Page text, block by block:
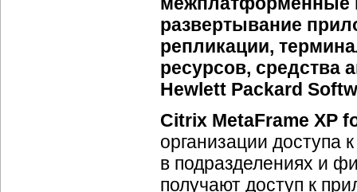
развертывание
репликации,
ресурсов, средства
Hewlett Packard
Citrix MetaFrame XP
организации доступа
в подразделениях и
получают доступ к